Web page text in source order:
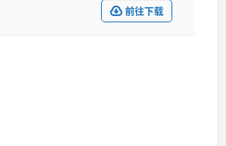
前往下载